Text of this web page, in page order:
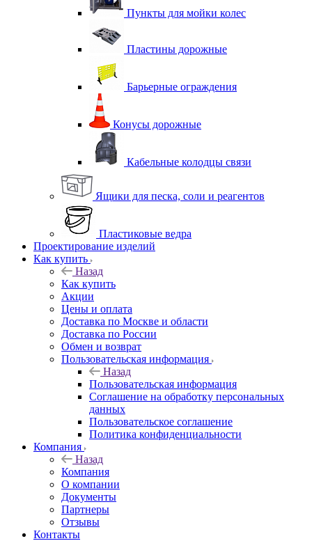
Пункты для мойки колес
Пластины дорожные
Барьерные ограждения
Конусы дорожные
Кабельные колодцы связи
Ящики для песка, соли и реагентов
Пластиковые ведра
Проектирование изделий
Как купить
Назад
Как купить
Акции
Цены и оплата
Доставка по Москве и области
Доставка по России
Обмен и возврат
Пользовательская информация
Назад
Пользовательская информация
Соглашение на обработку персональных
данных
Пользовательское соглашение
Политика конфиденциальности
Компания
Назад
Компания
О компании
Документы
Партнеры
Отзывы
Контакты